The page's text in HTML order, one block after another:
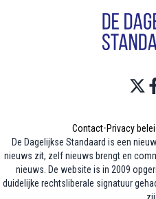
Contact•Privacy
De Dagelijkse Standaard is een
nieuws zit, zelf nieuws brengt en
nieuws. De website is in 2009
duidelijke rechtsliberale signatuur